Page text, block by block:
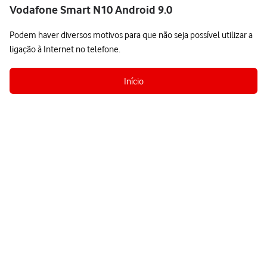
Vodafone Smart N10 Android 9.0
Podem haver diversos motivos para que não seja possível utilizar a
ligação à Internet no telefone.
Início